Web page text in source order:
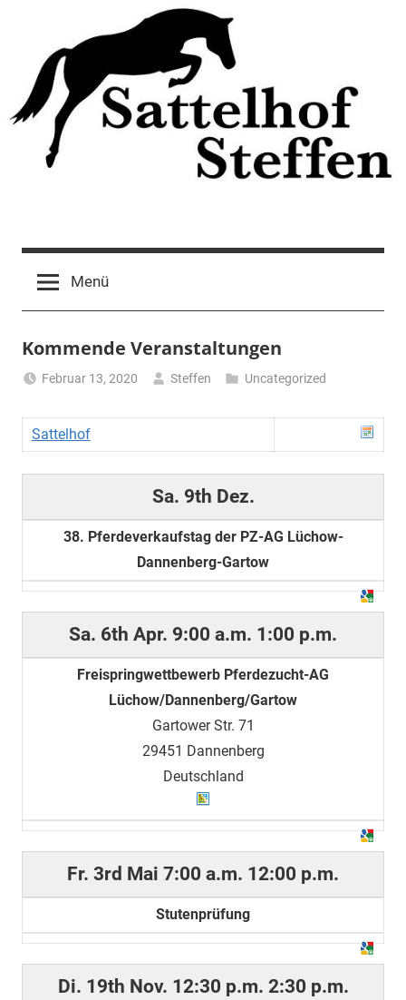
springen
Menü
Kommende Veranstaltungen
Februar 13, 2020 Steffen Uncategorized
Sattelhof
Sa. 9th Dez.
38. Pferdeverkaufstag der PZ-AG Lüchow-
Dannenberg-Gartow
Sa. 6th Apr. 9:00 a.m. 1:00 p.m.
Freispringwettbewerb Pferdezucht-AG
Lüchow/Dannenberg/Gartow
Gartower Str. 71
29451 Dannenberg
Deutschland
Fr. 3rd Mai 7:00 a.m. 12:00 p.m.
Stutenprüfung
Di. 19th Nov. 12:30 p.m. 2:30 p.m.